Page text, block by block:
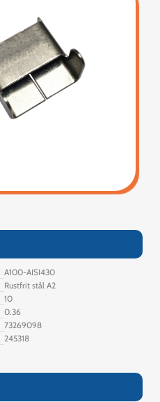
A100-AISI430
Rustfrit stål A2
10
0.36
73269098
245318